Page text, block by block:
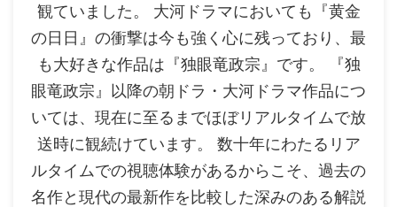
観ていました。 大河ドラマにおいても『黄金
の日日』の衝撃は今も強く心に残っており、最
も大好きな作品は『独眼竜政宗』です。 『独
眼竜政宗』以降の朝ドラ・大河ドラマ作品につ
いては、現在に至るまでほぼリアルタイムで放
送時に観続けています。 数十年にわたるリア
ルタイムでの視聴体験があるからこそ、過去の
名作と現代の最新作を比較した深みのある解説